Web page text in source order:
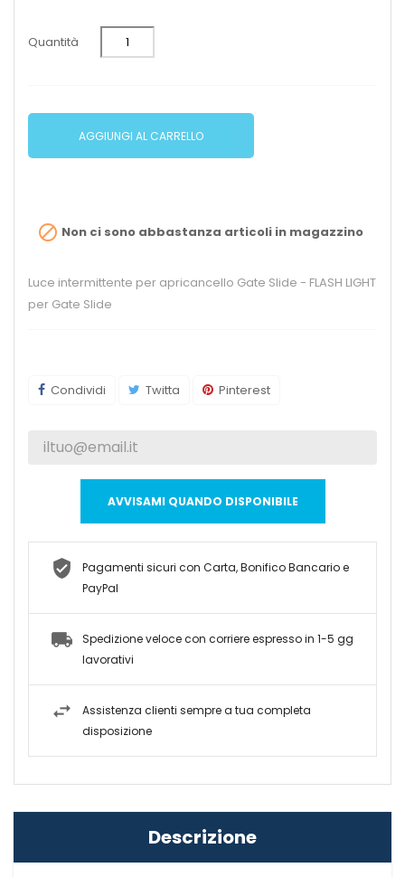
Quantità
AGGIUNGI AL CARRELLO
 Non ci sono abbastanza articoli in magazzino
Luce intermittente per apricancello Gate Slide - FLASH LIGHT
per Gate Slide
Condividi Twitta Pinterest
AVVISAMI QUANDO DISPONIBILE
Pagamenti sicuri con Carta, Bonifico Bancario e
PayPal
Spedizione veloce con corriere espresso in 1-5 gg
lavorativi
Assistenza clienti sempre a tua completa
disposizione
Descrizione